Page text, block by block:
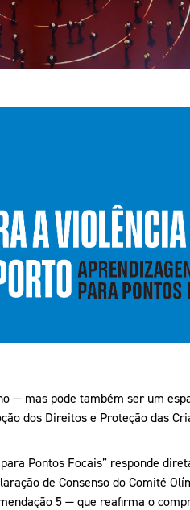
mas pode também ser um
dos Direitos e Proteção das
Pontos Focais” responde
de Consenso do Comité
5 — que reafirma o